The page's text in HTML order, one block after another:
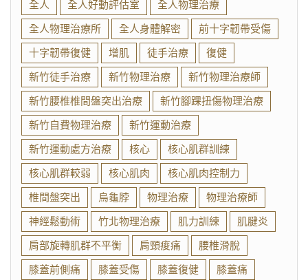
全人 全人好動評估室
全人物理治療
全人物理治療所
全人身體解密
前十字韌帶受傷
十字韌帶復健
增肌 徒手治療
復健
新竹徒手治療
新竹物理治療
新竹物理治療師
新竹腰椎椎間盤突出治療
新竹腳踝扭傷物理治療
新竹自費物理治療
新竹運動治療
新竹運動處方治療
核心
核心肌群訓練
核心肌群較弱
核心肌肉
核心肌肉控制力
椎間盤突出
烏龜脖 物理治療
物理治療師
神經鬆動術
竹北物理治療 肌力訓練
肌腱炎
肩部旋轉肌群不平衡
肩頸痠痛
腰椎滑脫
膝蓋前側痛
膝蓋受傷 膝蓋復健
膝蓋痛